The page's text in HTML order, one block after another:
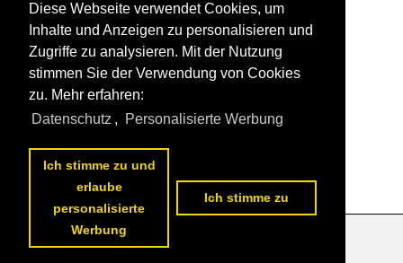
Datenschutzerklärung
Diese Webseite verwendet Cookies, um
Inhalte und Anzeigen zu personalisieren und
Zugriffe zu analysieren. Mit der Nutzung
stimmen Sie der Verwendung von Cookies
zu. Mehr erfahren:
Datenschutz , Personalisierte Werbung
Ich stimme zu und
erlaube
personalisierte
Werbung
Ich stimme zu